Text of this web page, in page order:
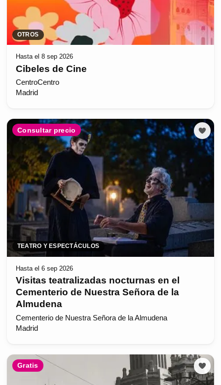
OTROS
Hasta el 8 sep 2026
Cibeles de Cine
CentroCentro
Madrid
Consultar precio
TEATRO Y ESPECTÁCULOS
Hasta el 6 sep 2026
Visitas teatralizadas nocturnas en el
Cementerio de Nuestra Señora de la
Almudena
Cementerio de Nuestra Señora de la Almudena
Madrid
Gratis